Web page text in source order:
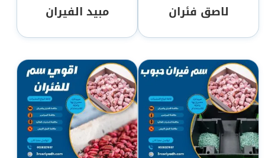
لاصق فئران مبيد الفيران